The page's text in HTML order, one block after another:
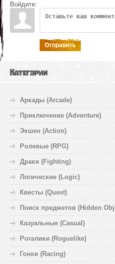
Войдите:
Отправить
Категории
Аркады (Arcade)
Приключение (Adventure)
Экшен (Action)
Ролевые (RPG)
Драки (Fighting)
Логические (Logic)
Квесты (Quest)
Поиск предметов (Hidden
Казуальные (Casual)
Рогалики (Roguelike)
Гонки (Racing)